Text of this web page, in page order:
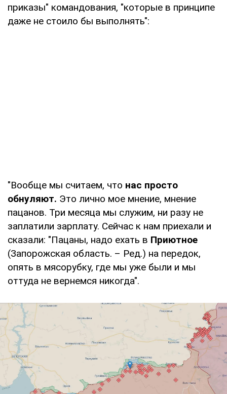
приказы" командования, "которые в принципе
даже не стоило бы выполнять":
"Вообще мы считаем, что нас просто
обнуляют. Это лично мое мнение, мнение
пацанов. Три месяца мы служим, ни разу не
заплатили зарплату. Сейчас к нам приехали и
сказали: "Пацаны, надо ехать в Приютное
(Запорожская область. – Ред.) на передок,
опять в мясорубку, где мы уже были и мы
оттуда не вернемся никогда".